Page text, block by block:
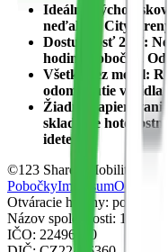
Ideálny
neďaleko City
Dostupnosť 24/7:
hodiny pobočky.
Všetko cez mobil:
odomknutie vozidla
Žiadne papierovanie:
skladanie
idete.
©123 Shared Mobility
PobočkyImpresumOchrana
Otváracie hodiny:
Názov spoločnosti: 123
IČO: 22496360